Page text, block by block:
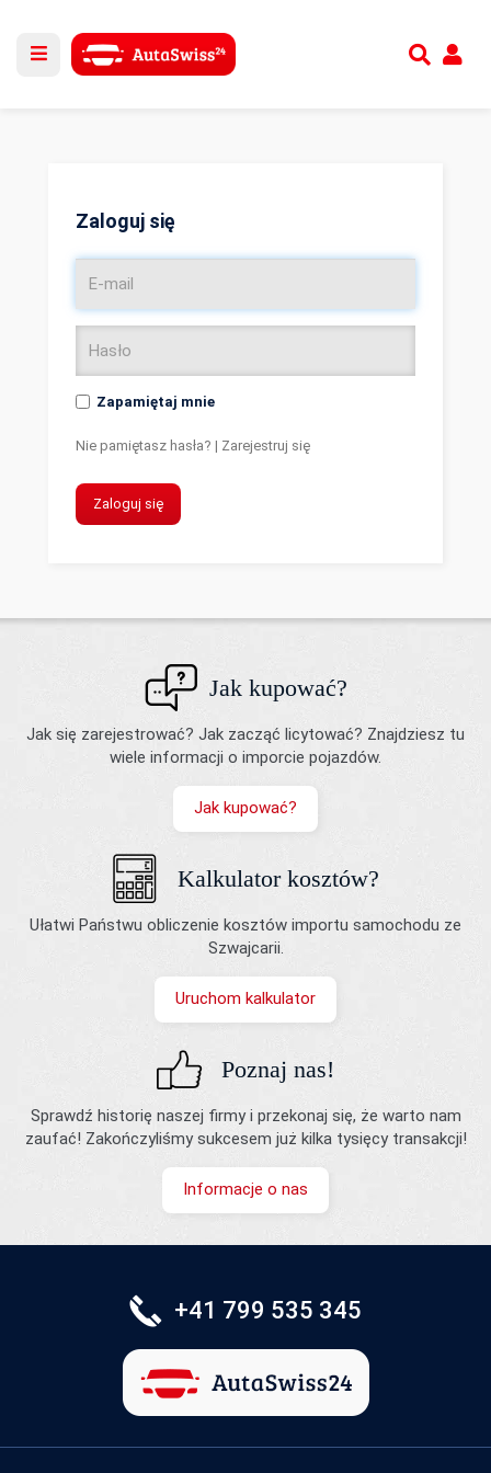
Zaloguj się
Zapamiętaj mnie
Nie pamiętasz hasła? | Zarejestruj się
Zaloguj się
Jak kupować?
Jak się zarejestrować? Jak zacząć licytować? Znajdziesz tu
wiele informacji o imporcie pojazdów.
Jak kupować?
Kalkulator kosztów?
Ułatwi Państwu obliczenie kosztów importu samochodu ze
Szwajcarii.
Uruchom kalkulator
Poznaj nas!
Sprawdź historię naszej firmy i przekonaj się, że warto nam
zaufać! Zakończyliśmy sukcesem już kilka tysięcy transakcji!
Informacje o nas
+41 799 535 345